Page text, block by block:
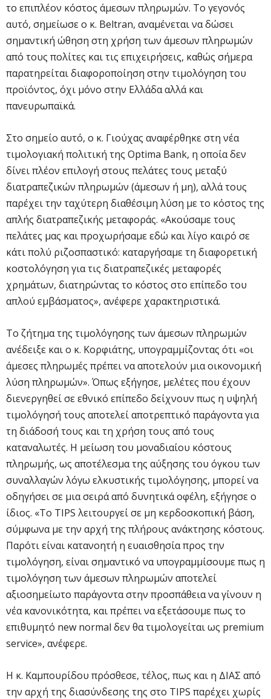
το επιπλέον κόστος άμεσων πληρωμών. Το γεγονός
αυτό, σημείωσε ο κ. Beltran, αναμένεται να δώσει
σημαντική ώθηση στη χρήση των άμεσων πληρωμών
από τους πολίτες και τις επιχειρήσεις, καθώς σήμερα
παρατηρείται διαφοροποίηση στην τιμολόγηση του
προϊόντος, όχι μόνο στην Ελλάδα αλλά και
πανευρωπαϊκά.
Στο σημείο αυτό, ο κ. Γιούχας αναφέρθηκε στη νέα
τιμολογιακή πολιτική της Optima Bank, η οποία δεν
δίνει πλέον επιλογή στους πελάτες τους μεταξύ
διατραπεζικών πληρωμών (άμεσων ή μη), αλλά τους
παρέχει την ταχύτερη διαθέσιμη λύση με το κόστος της
απλής διατραπεζικής μεταφοράς. «Ακούσαμε τους
πελάτες μας και προχωρήσαμε εδώ και λίγο καιρό σε
κάτι πολύ ριζοσπαστικό: καταργήσαμε τη διαφορετική
κοστολόγηση για τις διατραπεζικές μεταφορές
χρημάτων, διατηρώντας το κόστος στο επίπεδο του
απλού εμβάσματος», ανέφερε χαρακτηριστικά.
Το ζήτημα της τιμολόγησης των άμεσων πληρωμών
ανέδειξε και ο κ. Κορφιάτης, υπογραμμίζοντας ότι «οι
άμεσες πληρωμές πρέπει να αποτελούν μια οικονομική
λύση πληρωμών». Όπως εξήγησε, μελέτες που έχουν
διενεργηθεί σε εθνικό επίπεδο δείχνουν πως η υψηλή
τιμολόγησή τους αποτελεί αποτρεπτικό παράγοντα για
τη διάδοσή τους και τη χρήση τους από τους
καταναλωτές. Η μείωση του μοναδιαίου κόστους
πληρωμής, ως αποτέλεσμα της αύξησης του όγκου των
συναλλαγών λόγω ελκυστικής τιμολόγησης, μπορεί να
οδηγήσει σε μια σειρά από δυνητικά οφέλη, εξήγησε ο
ίδιος. «Το TIPS λειτουργεί σε μη κερδοσκοπική βάση,
σύμφωνα με την αρχή της πλήρους ανάκτησης κόστους.
Παρότι είναι κατανοητή η ευαισθησία προς την
τιμολόγηση, είναι σημαντικό να υπογραμμίσουμε πως η
τιμολόγηση των άμεσων πληρωμών αποτελεί
αξιοσημείωτο παράγοντα στην προσπάθεια να γίνουν η
νέα κανονικότητα, και πρέπει να εξετάσουμε πως το
επιθυμητό new normal δεν θα τιμολογείται ως premium
service», ανέφερε.
Η κ. Καμπουρίδου πρόσθεσε, τέλος, πως και η ΔΙΑΣ από
την αρχή της διασύνδεσης της στο TIPS παρέχει χωρίς